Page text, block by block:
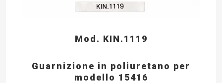
Mod. KIN.1119
Guarnizione in poliuretano per
modello 15416